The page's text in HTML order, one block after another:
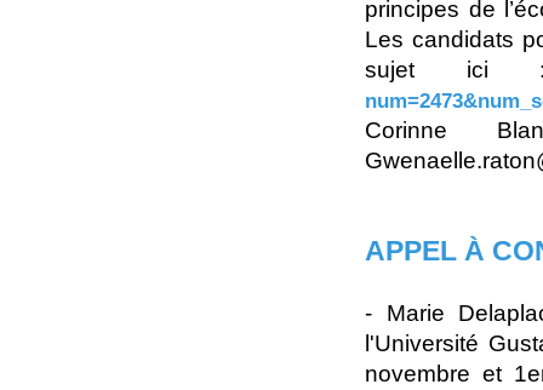
principes de
Les candidats
sujet
Corinne
APPEL À
- Marie
l'Université
novembre et